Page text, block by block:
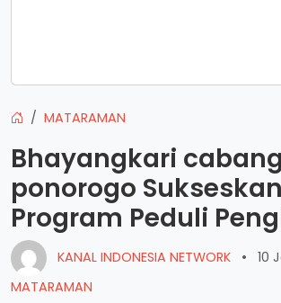
MATARAMAN
Bhayangkari
ponorogo Sukseskan
Program Peduli
KANAL INDONESIA NETWORK • 10
MATARAMAN